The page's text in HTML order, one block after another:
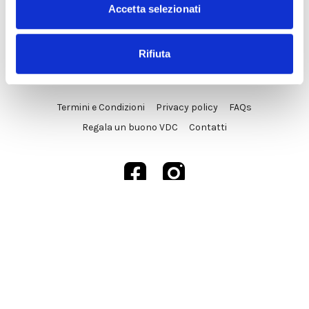
Accetta selezionati
Rifiuta
Termini e Condizioni Privacy policy
FAQs
Regala un buono VDC
Contatti